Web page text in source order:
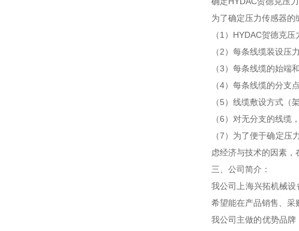
为了确定压力传感器的
（1）HYDAC贺德克
（2）每条线缆装设压
（3）每条线缆的始端
（4）每条线缆的分支
（5）线缆敷设方式（
（6）对无分支的线缆
（7）为了便于确定
虑经济与技术的因素，
三、公司简介：
我公司上海兴拓机械
希望能在产品销售、采
我公司主做的优势品